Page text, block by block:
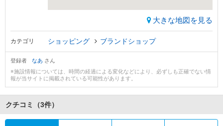
大きな地図を見る
カテゴリ ショッピング ブランドショップ
登録者 なあ さん
※施設情報については、時間の経過による変化などにより、必ずしも正確でない情
報が当サイトに掲載されている可能性があります。
クチコミ （3件）